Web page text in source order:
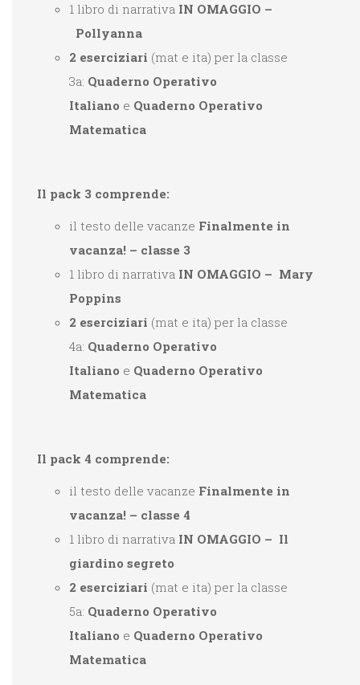
1 libro di narrativa IN OMAGGIO –
Pollyanna
2 eserciziari (mat e ita) per la classe
3a: Quaderno Operativo
Italiano e Quaderno Operativo
Matematica
Il pack 3 comprende:
il testo delle vacanze Finalmente in
vacanza! – classe 3
1 libro di narrativa IN OMAGGIO – Mary
Poppins
2 eserciziari (mat e ita) per la classe
4a: Quaderno Operativo
Italiano e Quaderno Operativo
Matematica
Il pack 4 comprende:
il testo delle vacanze Finalmente in
vacanza! – classe 4
1 libro di narrativa IN OMAGGIO – Il
giardino segreto
2 eserciziari (mat e ita) per la classe
5a: Quaderno Operativo
Italiano e Quaderno Operativo
Matematica